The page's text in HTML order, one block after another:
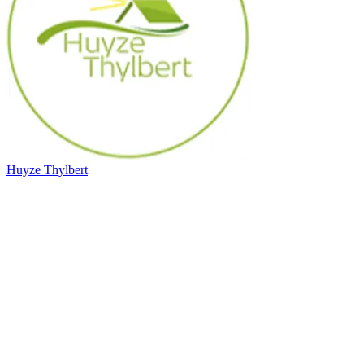
Huyze Thylbert